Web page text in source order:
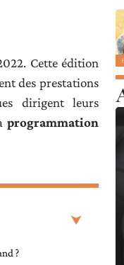
Cette édition
des prestations
dirigent leurs
programmation
?